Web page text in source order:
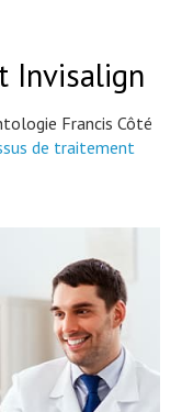
Invisalign
Francis Côté
de traitement